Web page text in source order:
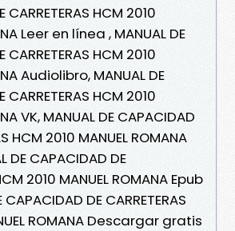
CARRETERAS HCM 2010
Leer en línea , MANUAL DE
CARRETERAS HCM 2010
Audiolibro, MANUAL DE
CARRETERAS HCM 2010
VK, MANUAL DE CAPACIDAD
HCM 2010 MANUEL ROMANA
DE CAPACIDAD DE
2010 MANUEL ROMANA Epub
CAPACIDAD DE CARRETERAS
ROMANA Descargar gratis